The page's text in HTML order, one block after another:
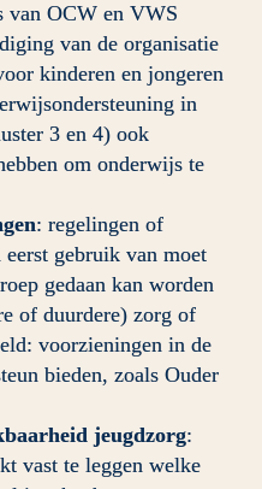
van OCW en VWS
van de organisatie
kinderen en jongeren
in
3 en 4) ook
om onderwijs te
: regelingen of
gebruik van moet
gedaan kan worden
of duurdere) zorg of
voorzieningen in de
bieden, zoals Ouder
jeugdzorg:
vast te leggen welke